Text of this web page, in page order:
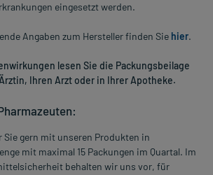
eingesetzt werden.
Angaben zum Hersteller finden Sie hier.
lesen Sie die Packungsbeilage
Ihren Arzt oder in Ihrer Apotheke.
Sie gern mit unseren Produkten in
mit maximal 15 Packungen im Quartal. Im
behalten wir uns vor, für